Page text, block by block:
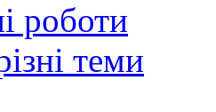
роботи
теми